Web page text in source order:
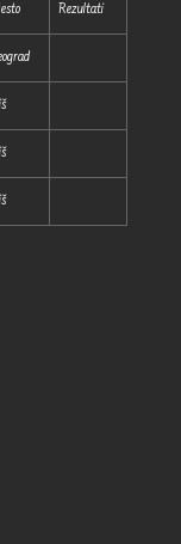
Rezultati